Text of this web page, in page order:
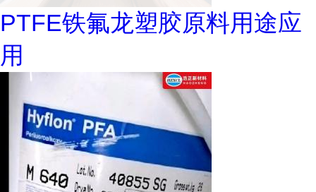
PTFE铁氟龙塑胶原料用途应
用